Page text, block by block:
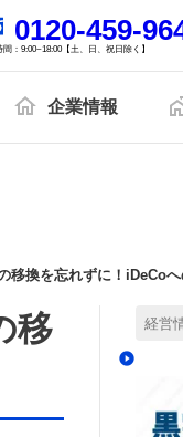
0120-459-
間：9:00~18:00【土、日、祝日除く】
企業情報
移換を忘れずに！iDeCo
移